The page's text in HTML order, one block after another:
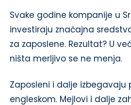
Svake godine kompanije u
investiraju značajna
za zaposlene. Rezultat? U
ništa merljivo se ne menja.
Zaposleni i dalje izbegavaju
engleskom. Mejlovi i dalje